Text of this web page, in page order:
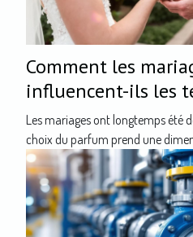
Comment les
influencent-ils les
parfumerie ?
Les mariages ont longtemps été
choix du parfum prend une